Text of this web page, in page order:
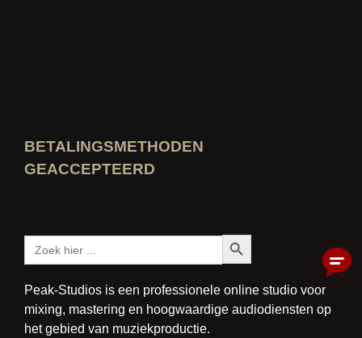
BETALINGSMETHODEN
GEACCEPTEERD
Zoeken: Zoekknop
Peak-Studios is een professionele online studio voor
mixing, mastering en hoogwaardige audiodiensten op
het gebied van muziekproductie.